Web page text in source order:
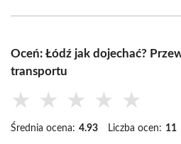
Oceń: Łódź jak dojechać?
transportu
★ ★ ★ ★ ★
Średnia ocena: 4.93 Liczba ocen: 11